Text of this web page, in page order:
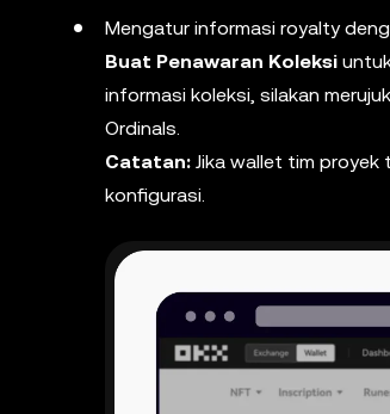
Mengatur informasi royalty
Buat Penawaran Koleksi
informasi koleksi, silakan
Ordinals.
Catatan: Jika wallet tim
konfigurasi.